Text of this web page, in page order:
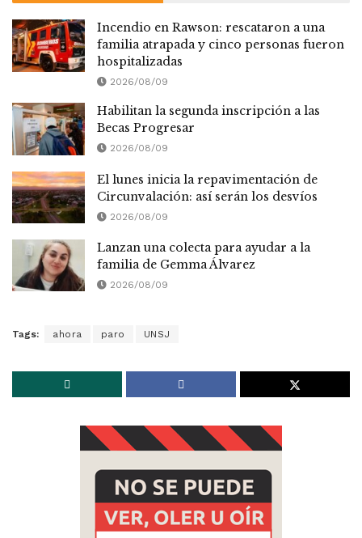
Incendio en Rawson: rescataron a una
familia atrapada y cinco personas fueron
hospitalizadas
2026/08/09
Habilitan la segunda inscripción a las
Becas Progresar
2026/08/09
El lunes inicia la repavimentación de
Circunvalación: así serán los desvíos
2026/08/09
Lanzan una colecta para ayudar a la
familia de Gemma Álvarez
2026/08/09
Tags: ahora paro UNSJ